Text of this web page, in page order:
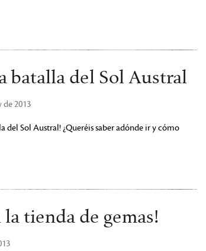
batalla del Sol Austral
de 2013
del Sol Austral! ¿Queréis saber adónde ir y cómo
tienda de gemas!